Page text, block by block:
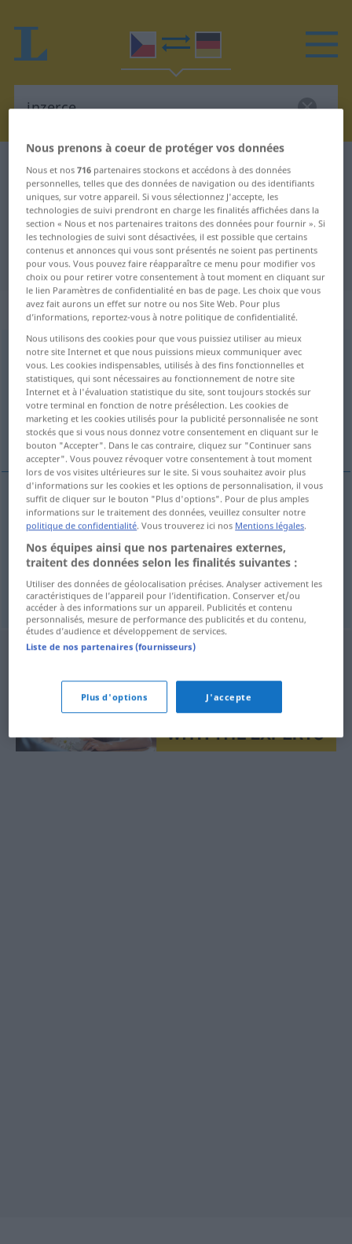
Dictionnaire Tchèque-Allemand inzerce
Traduction Tchèque-Allemand de
"inzerce"
"inzerce" - traduction Allemand
„inzerce“: feminin
inzercef
Vue d'ensemble de toutes les traductions
(Pour plus d'informations, cliquez sur/touchez la traduction)
Inserierung, Anzeigenwerbung, Inserate
Inserierungf inzerce
Anzeigenwerbungf inzerce
Inserate PLkoll. inzerce
Nous prenons à coeur de protéger vos données
Nous et nos716 partenaires stockons et accédons à des données
personnelles, telles que des données de navigation ou des identifiants
uniques, sur votre appareil. Si vous sélectionnez J'accepte, les
technologies de suivi prendront en charge les finalités affichées dans la
section « Nous et nos partenaires traitons des données pour fournir ». Si
les technologies de suivi sont désactivées, il est possible que certains
contenus et annonces qui vous sont présentés ne soient pas pertinents
pour vous. Vous pouvez faire réapparaître ce menu pour modifier vos
choix ou pour retirer votre consentement à tout moment en cliquant sur
le lien Paramètres de confidentialité en bas de page. Les choix que vous
avez fait aurons un effet sur notre ou nos Site Web. Pour plus
d’informations, reportez-vous à notre politique de confidentialité.
Nous utilisons des cookies pour que vous puissiez utiliser au mieux
notre site Internet et que nous puissions mieux communiquer avec
vous. Les cookies indispensables, utilisés à des fins fonctionnelles et
statistiques, qui sont nécessaires au fonctionnement de notre site
Internet et à l'évaluation statistique du site, sont toujours stockés sur
votre terminal en fonction de notre présélection. Les cookies de
marketing et les cookies utilisés pour la publicité personnalisée ne sont
stockés que si vous nous donnez votre consentement en cliquant sur le
bouton "Accepter". Dans le cas contraire, cliquez sur "Continuer sans
accepter". Vous pouvez révoquer votre consentement à tout moment
lors de vos visites ultérieures sur le site. Si vous souhaitez avoir plus
d'informations sur les cookies et les options de personnalisation, il vous
suffit de cliquer sur le bouton "Plus d'options". Pour de plus amples
informations sur le traitement des données, veuillez consulter notre
politique de confidentialité. Vous trouverez ici nos Mentions légales.
Nos équipes ainsi que nos partenaires externes,
traitent des données selon les finalités suivantes :
Utiliser des données de géolocalisation précises. Analyser activement les
caractéristiques de l’appareil pour l’identification. Conserver et/ou
accéder à des informations sur un appareil. Publicités et contenu
personnalisés, mesure de performance des publicités et du contenu,
études d’audience et développement de services.
Liste de nos partenaires (fournisseurs)
Plus d'options J'accepte